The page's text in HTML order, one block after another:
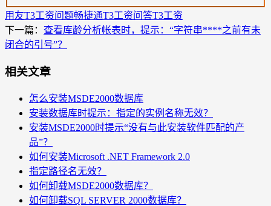
用友T3工资问题畅捷通T3工资问答T3工资
下一篇： 查看库龄分析帐表时，提示：“字符串****之前有未
闭合的引号”？
相关文章
怎么安装MSDE2000数据库
安装数据库时提示：指定的实例名称无效？
安装MSDE2000时提示“没有与此安装软件匹配的产
品”？
如何安装Microsoft .NET Framework 2.0
指定路径名无效？
如何卸载MSDE2000数据库？
如何卸载SQL SERVER 2000数据库？